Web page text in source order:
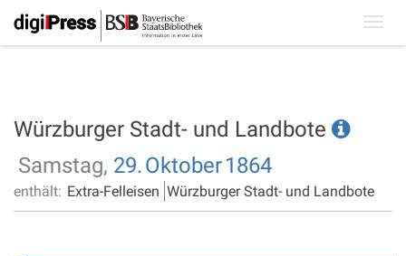
Würzburger Stadt- und Landbote
Samstag, 29.Oktober1864
enthält: Extra-Felleisen Würzburger Stadt- und Landbote